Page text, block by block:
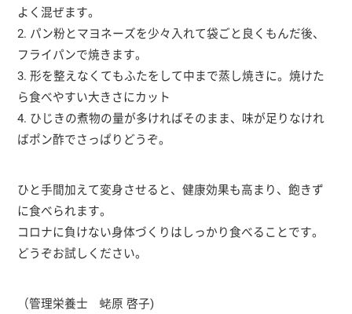
よく混ぜます。
2. パン粉とマヨネーズを少々入れて袋ごと良くもんだ後、
フライパンで焼きます。
3. 形を整えなくてもふたをして中まで蒸し焼きに。焼けた
ら食べやすい大きさにカット
4. ひじきの煮物の量が多ければそのまま、味が足りなけれ
ばポン酢でさっぱりどうぞ。
ひと手間加えて変身させると、健康効果も高まり、飽きず
に食べられます。
コロナに負けない身体づくりはしっかり食べることです。
どうぞお試しください。
（管理栄養士 蛯原 啓子)